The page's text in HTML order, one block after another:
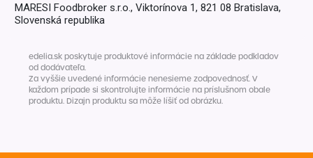
MARESI Foodbroker s.r.o., Viktorínova 1, 821 08 Bratislava,
Slovenská republika
edelia.sk poskytuje produktové informácie na základe podkladov
od dodávateľa.
Za vyššie uvedené informácie nenesieme zodpovednosť. V
každom prípade si skontrolujte informácie na príslušnom obale
produktu. Dizajn produktu sa môže líšiť od obrázku.